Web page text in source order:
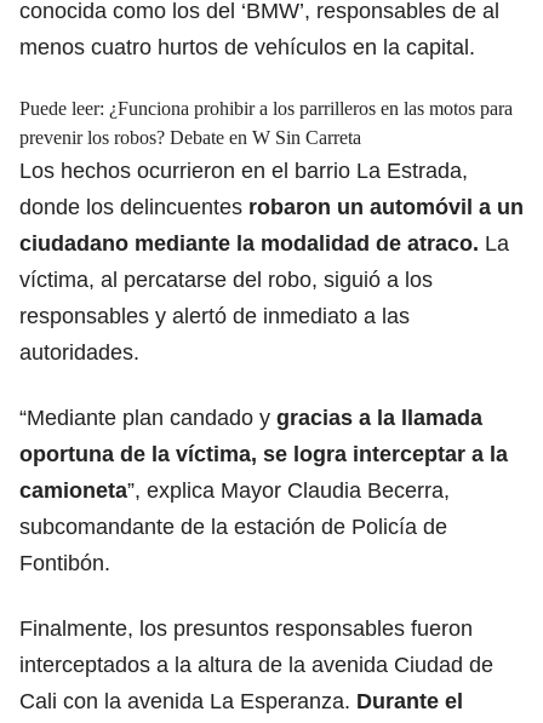
conocida como los del ‘BMW’, responsables de al
menos cuatro hurtos de vehículos en la capital.
Puede leer: ¿Funciona prohibir a los parrilleros en las motos para
prevenir los robos? Debate en W Sin Carreta
Los hechos ocurrieron en el barrio La Estrada,
donde los delincuentes robaron un automóvil a un
ciudadano mediante la modalidad de atraco. La
víctima, al percatarse del robo, siguió a los
responsables y alertó de inmediato a las
autoridades.
“Mediante plan candado y gracias a la llamada
oportuna de la víctima, se logra interceptar a la
camioneta”, explica Mayor Claudia Becerra,
subcomandante de la estación de Policía de
Fontibón.
Finalmente, los presuntos responsables fueron
interceptados a la altura de la avenida Ciudad de
Cali con la avenida La Esperanza. Durante el